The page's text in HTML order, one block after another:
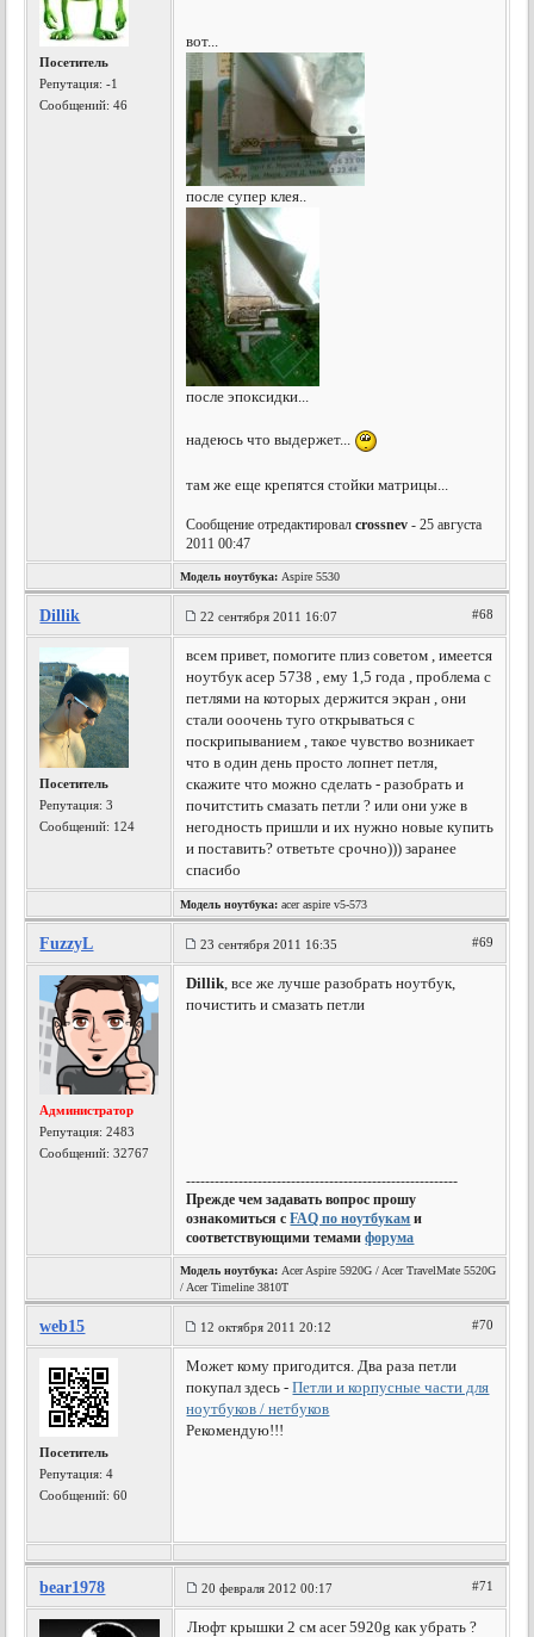
Посетитель
Репутация:-1
Сообщений: 46
вот...
после супер клея..
после эпоксидки...
надеюсь что выдержет...
там же еще крепятся стойки матрицы...
Сообщение отредактировалcrossnev - 25 августа
2011 00:47
Модель ноутбука: Aspire 5530
Dillik 22 сентября 2011 16:07 #68
Посетитель
Репутация:3
Сообщений: 124
всем привет, помогите плиз советом , имеется
ноутбук асер 5738 , ему 1,5 года , проблема с
петлями на которых держится экран , они
стали ооочень туго открываться с
поскрипыванием , такое чувство возникает
что в один день просто лопнет петля,
скажите что можно сделать - разобрать и
почитстить смазать петли ? или они уже в
негодность пришли и их нужно новые купить
и поставить? ответьте срочно))) заранее
спасибо
Модель ноутбука: acer aspire v5-573
FuzzyL 23 сентября 2011 16:35 #69
Администратор
Репутация:2483
Сообщений: 32767
Dillik, все же лучше разобрать ноутбук,
почистить и смазать петли
---------------------------------------------------------
Прежде чем задавать вопрос прошу
ознакомиться сFAQ по ноутбукам и
соответствующими темамифорума
Модель ноутбука: Acer Aspire 5920G / Acer TravelMate 5520G
/ Acer Timeline 3810T
web15 12 октября 2011 20:12 #70
Посетитель
Репутация:4
Сообщений: 60
Может кому пригодится. Два раза петли
покупал здесь -Петли и корпусные части для
ноутбуков / нетбуков
Рекомендую!!!
bear1978 20 февраля 2012 00:17 #71
Люфт крышки 2 см acer 5920g как убрать ?